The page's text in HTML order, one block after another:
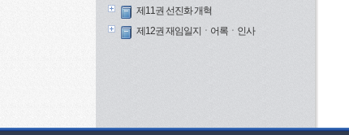
제11권 선진화 개혁
제12권 재임일지ㆍ어록ㆍ인사